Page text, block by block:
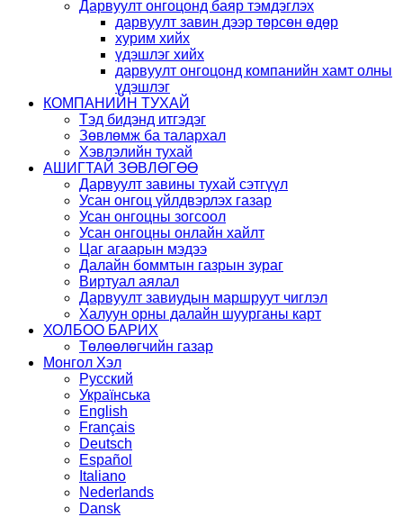
Дарвуулт онгоцонд баяр тэмдэглэх
дарвуулт завин дээр төрсөн өдөр
хурим хийх
үдэшлэг хийх
дарвуулт онгоцонд компанийн хамт олны
үдэшлэг
КОМПАНИЙН ТУХАЙ
Тэд бидэнд итгэдэг
Зөвлөмж ба талархал
Хэвлэлийн тухай
АШИГТАЙ ЗӨВЛӨГӨӨ
Дарвуулт завины тухай сэтгүүл
Усан онгоц үйлдвэрлэх газар
Усан онгоцны зогсоол
Усан онгоцны онлайн хайлт
Цаг агаарын мэдээ
Далайн боммтын газрын зураг
Виртуал аялал
Дарвуулт завиудын маршруут чиглэл
Халуун орны далайн шуурганы карт
ХОЛБОО БАРИХ
Төлөөлөгчийн газар
Монгол Хэл
Русский
Українська
English
Français
Deutsch
Español
Italiano
Nederlands
Dansk